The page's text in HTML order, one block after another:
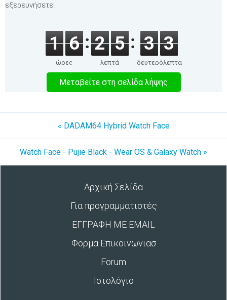
εξερευνήσετε!
1 6
ώρες
2 5
λεπτά
3 3
δευτερόλεπτα
Μεταβείτε στη σελίδα λήψης
« DADAM64 Hybrid Watch Face
Watch Face - Pujie Black - Wear OS & Galaxy Watch »
Αρχική Σελίδα
Για προγραμματιστές
ΕΓΓΡΑΦΗ ΜΕ EMAIL
Φορμα Επικοινωνιασ
Forum
Ιστολόγιο